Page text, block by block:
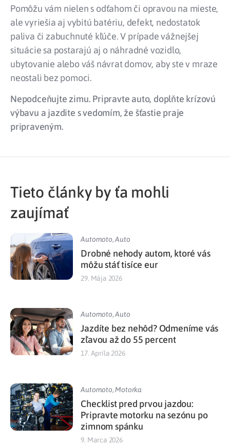
Pomôžu vám nielen s odťahom či opravou na mieste,
ale vyriešia aj vybitú batériu, defekt, nedostatok
paliva či zabuchnuté kľúče. V prípade vážnejšej
situácie sa postarajú aj o náhradné vozidlo,
ubytovanie alebo váš návrat domov, aby ste v mraze
neostali bez pomoci.
Nepodceňujte zimu. Pripravte auto, doplňte krízovú
výbavu a jazdite s vedomím, že šťastie praje
pripraveným.
Tieto články by ťa mohli
zaujímať
Automoto,Auto
Drobné nehody autom, ktoré vás
môžu stáť tisíce eur
29. Mája 2026
Automoto,Auto
Jazdíte bez nehôd? Odmeníme vás
zľavou až do 55 percent
17. Apríla 2026
Automoto,Motorka
Checklist pred prvou jazdou:
Pripravte motorku na sezónu po
zimnom spánku
9. Marca 2026